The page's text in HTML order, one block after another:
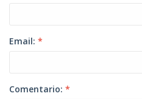
Email: *
Comentario: *